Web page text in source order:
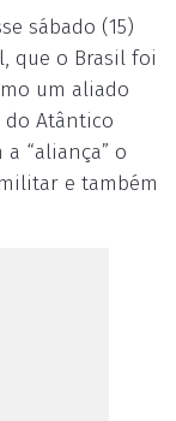
sábado (15)
que o Brasil foi
um aliado
do Atântico
“aliança” o
e também